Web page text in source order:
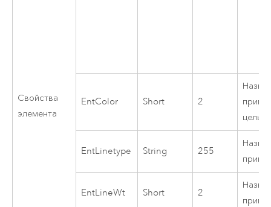
Свойства
элемента
EntColor Short 2
EntLinetype String 255
EntLineWt Short 2